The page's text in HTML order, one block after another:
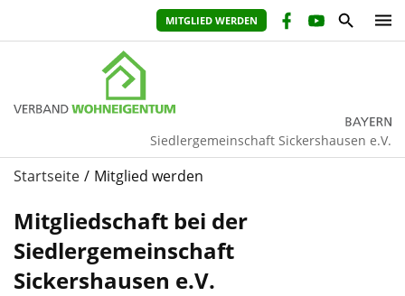
MITGLIED WERDEN
Siedlergemeinschaft Sickershausen e.V.
Startseite Mitglied werden
Mitgliedschaft bei der
Siedlergemeinschaft
Sickershausen e.V.